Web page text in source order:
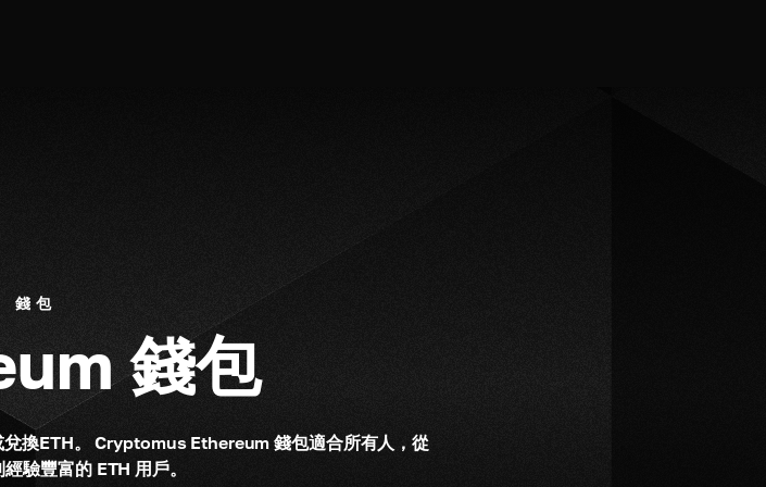
錢包
錢包
換ETH。 Cryptomus Ethereum 錢包適合所有人，從
驗豐富的 ETH 用戶。